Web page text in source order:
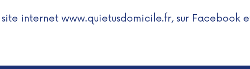
internet www.quietusdomicile.fr, sur Facebook